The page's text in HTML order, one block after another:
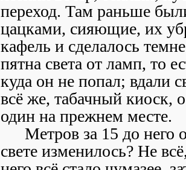
переход. Там раньше
цацками, сияющие, их
кафель и сделалось
пятна света от ламп, то
куда он не попал; вдали
всё же, табачный киоск,
один на прежнем месте.
Метров за 15 до него
свете изменилось? Не